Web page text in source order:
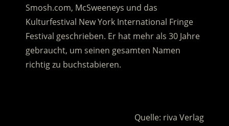
Smosh.com, McSweeneys und das
Kulturfestival New York International Fringe
Festival geschrieben. Er hat mehr als 30 Jahre
gebraucht, um seinen gesamten Namen
richtig zu buchstabieren.
Quelle: riva Verlag